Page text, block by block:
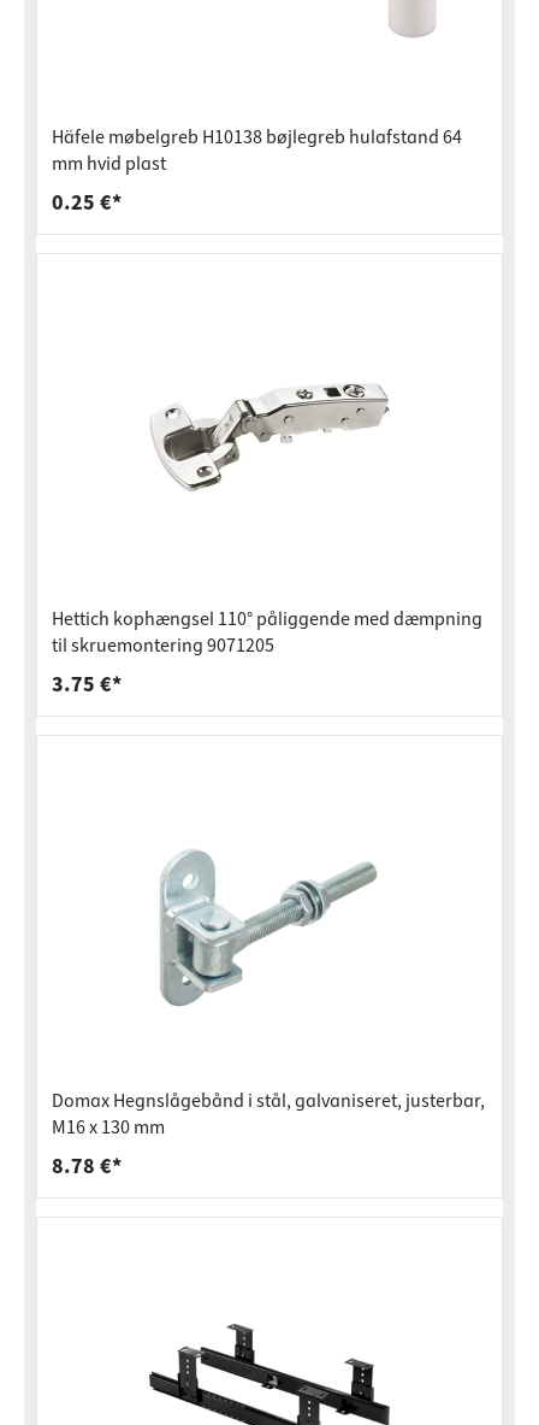
Häfele møbelgreb H10138 bøjlegreb hulafstand 64
mm hvid plast
0.25 €*
Hettich kophængsel 110° påliggende med dæmpning
til skruemontering 9071205
3.75 €*
Domax Hegnslågebånd i stål, galvaniseret, justerbar,
M16 x 130 mm
8.78 €*